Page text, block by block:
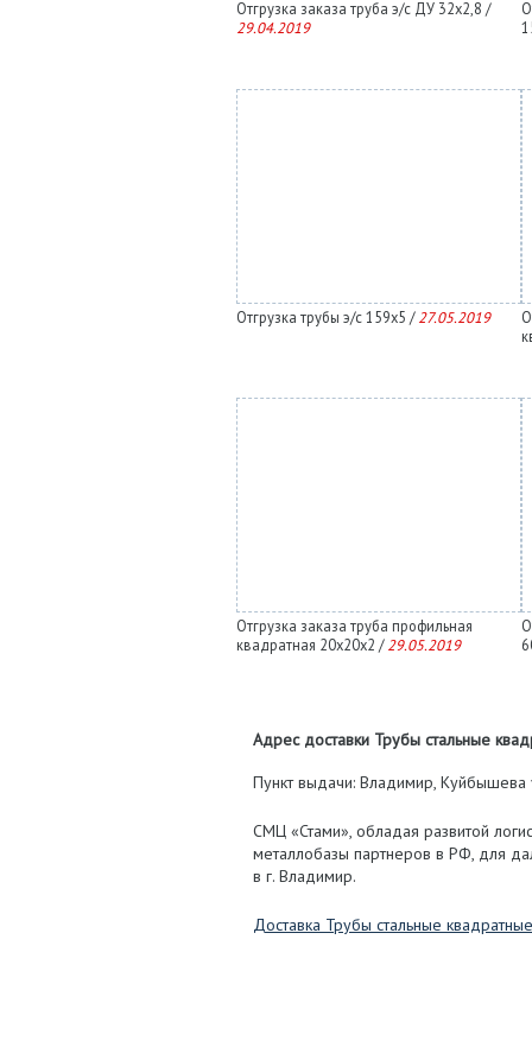
Отгрузка заказа труба э/с ДУ 32х2,8 /
29.04.2019
Отгрузка трубы э/с 159х5 / 27.05.2019
Отгрузка заказа труба профильная
квадратная 20х20х2 / 29.05.2019
Адрес доставки Трубы стальные
Пункт выдачи: Владимир, Куйбышева
СМЦ «Стами», обладая развитой
металлобазы партнеров в РФ, для
в г. Владимир.
Доставка Трубы стальные